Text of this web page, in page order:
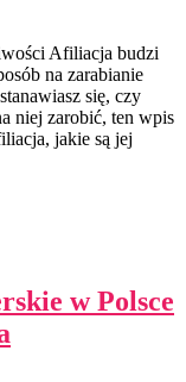
Afiliacja budzi
na zarabianie
się, czy
niej zarobić, ten wpis
jakie są jej
w Polsce